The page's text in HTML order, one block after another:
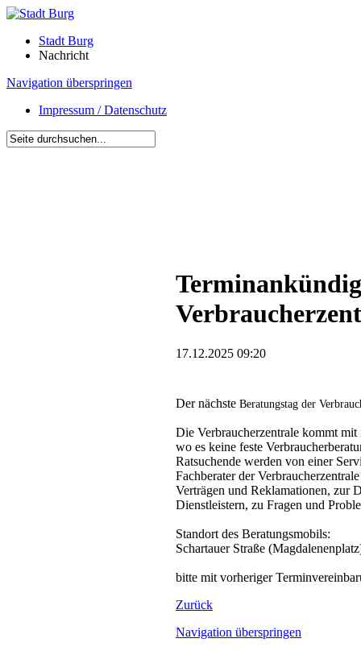
Stadt Burg
Nachricht
Navigation überspringen
Impressum / Datenschutz
17.12.2025 09:20
Der nächste Beratungstag der
Die Verbraucherzentrale kommt
wo es keine feste
Ratsuchende werden von einer
Fachberater der
Verträgen und Reklamationen, zur
Dienstleistern, zu Fragen und
Standort des Beratungsmobils:
Schartauer Straße
bitte mit vorheriger
Zurück
Navigation überspringen